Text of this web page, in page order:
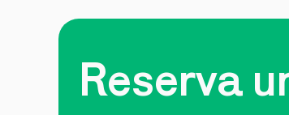
Reserva